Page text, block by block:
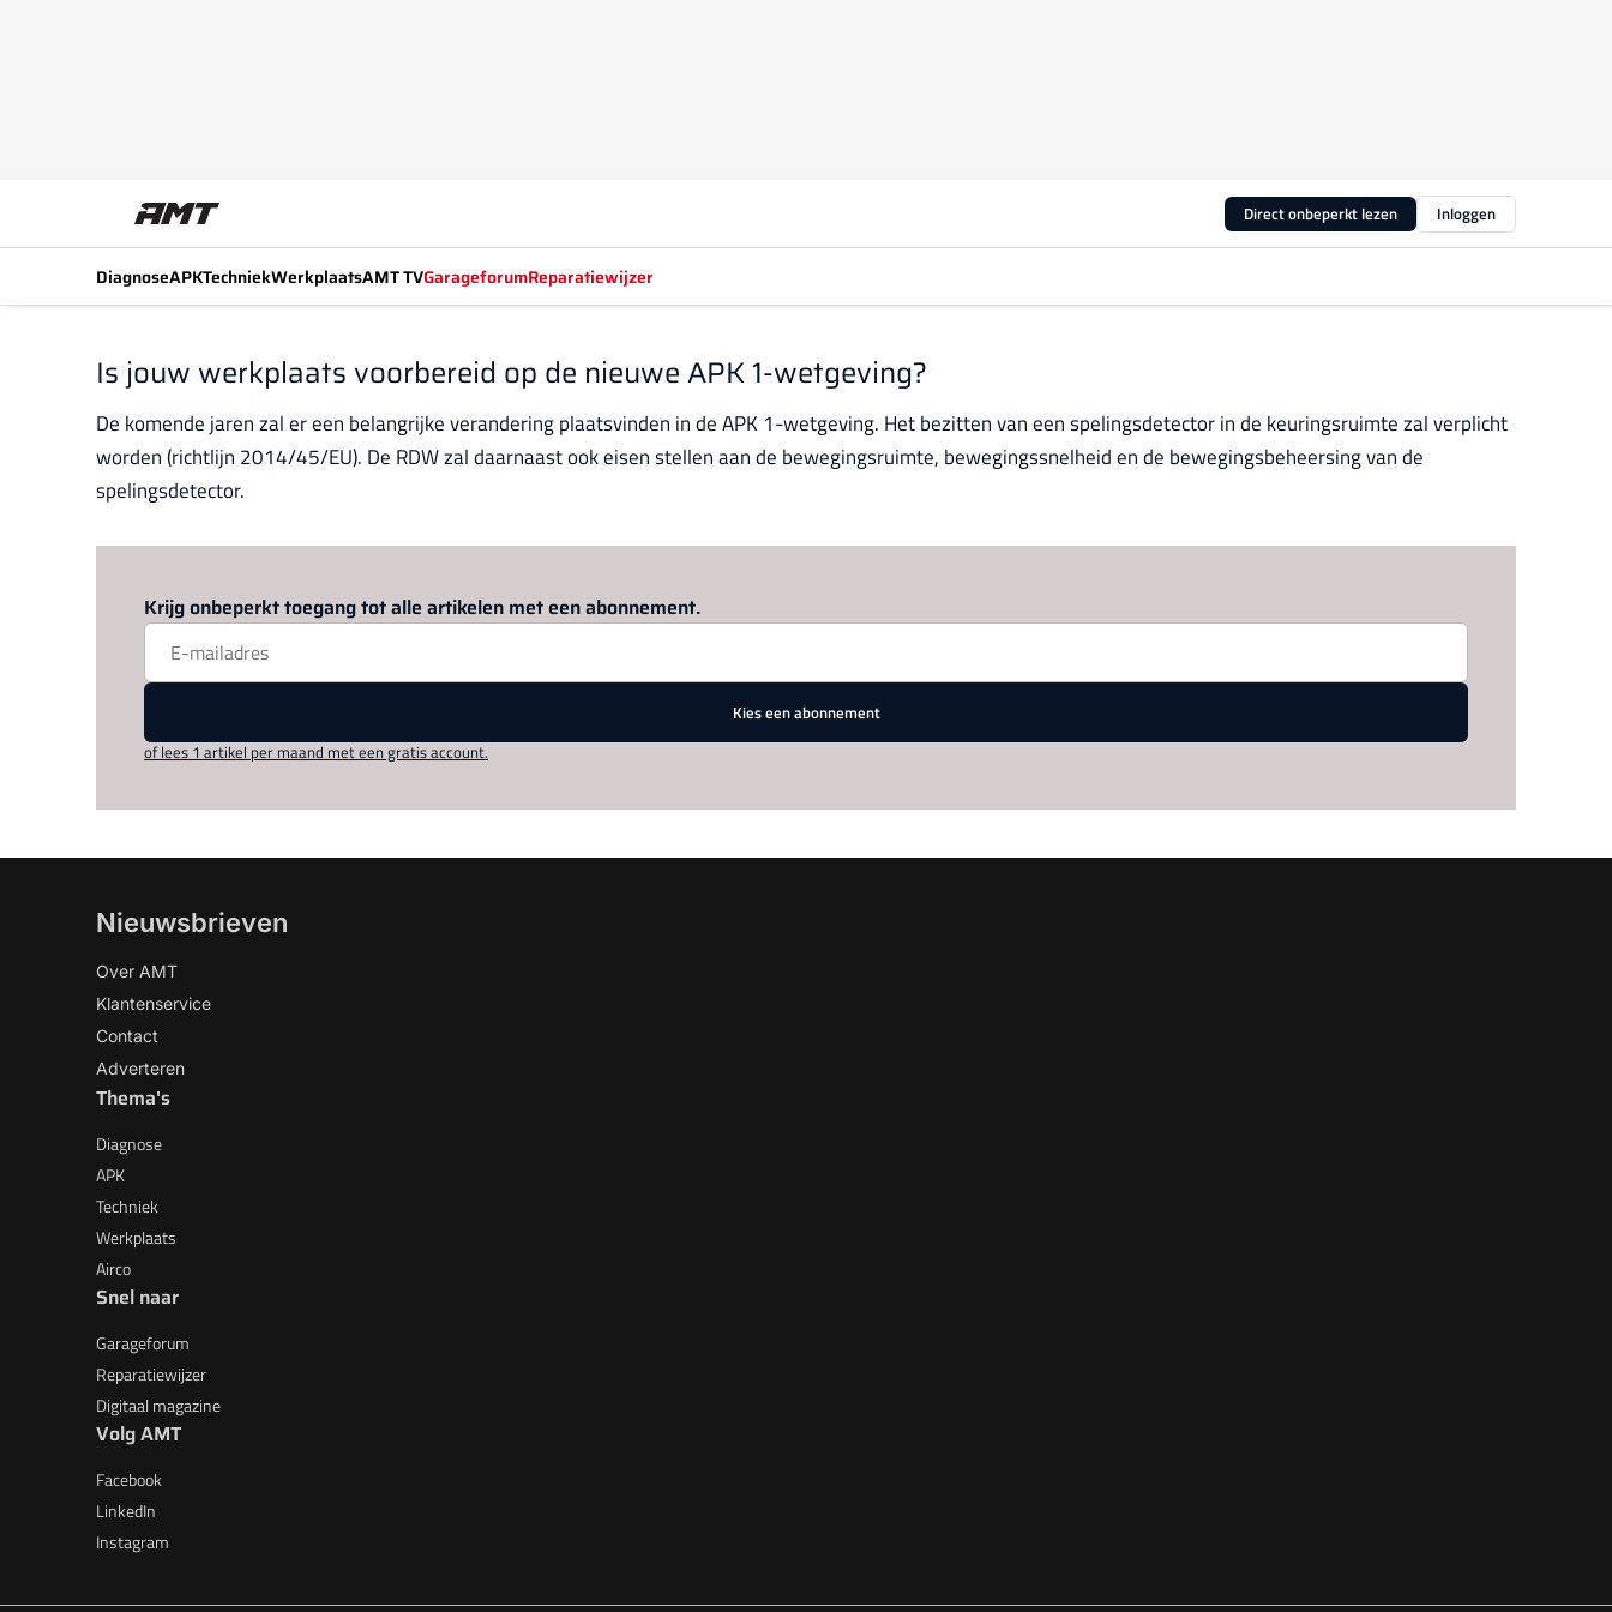
Direct onbeperkt lezen Inloggen
DiagnoseAPKTechniekWerkplaatsAMT TVGarageforumReparatiewijzer
Is jouw werkplaats voorbereid op de nieuwe APK 1-wetgeving?
De komende jaren zal er een belangrijke verandering plaatsvinden in de APK 1-wetgeving. Het bezitten van een spelingsdetector in de keuringsruimte zal verplicht
worden (richtlijn 2014/45/EU). De RDW zal daarnaast ook eisen stellen aan de bewegingsruimte, bewegingssnelheid en de bewegingsbeheersing van de
spelingsdetector.
Krijg onbeperkt toegang tot alle artikelen met een abonnement.
Kies een abonnement
of lees 1 artikel per maand met een gratis account.
Nieuwsbrieven
Over AMT
Klantenservice
Contact
Adverteren
Thema's
Diagnose
APK
Techniek
Werkplaats
Airco
Snel naar
Garageforum
Reparatiewijzer
Digitaal magazine
Volg AMT
Facebook
LinkedIn
Instagram